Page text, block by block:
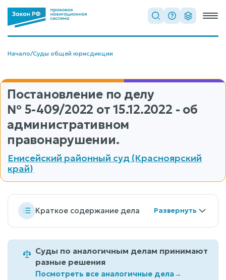
Начало/Суды общей юрисдикции
Постановление по делу
№ 5-409/2022 от 15.12.2022 - об
административном
правонарушении.
Енисейский районный суд (Красноярский
край)
Краткое содержание дела
Суды по аналогичным делам принимают
разные решения
Посмотреть все аналогичные дела→